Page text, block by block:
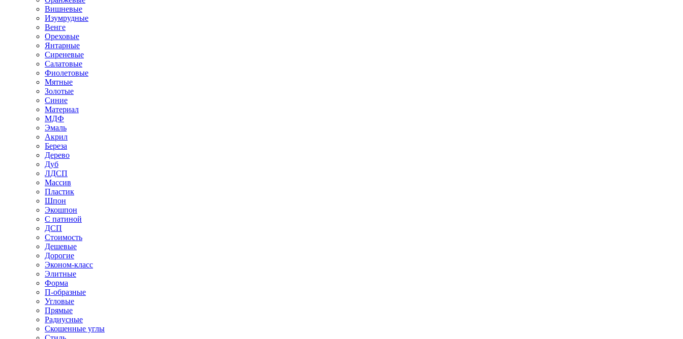
Вишневые
Изумрудные
Венге
Ореховые
Янтарные
Сиреневые
Салатовые
Фиолетовые
Мятные
Золотые
Синие
Материал
МДФ
Эмаль
Акрил
Береза
Дерево
Дуб
ЛДСП
Массив
Пластик
Шпон
Экошпон
С патиной
ДСП
Стоимость
Дешевые
Дорогие
Эконом-класс
Элитные
Форма
П-образные
Угловые
Прямые
Радиусные
Скошенные углы